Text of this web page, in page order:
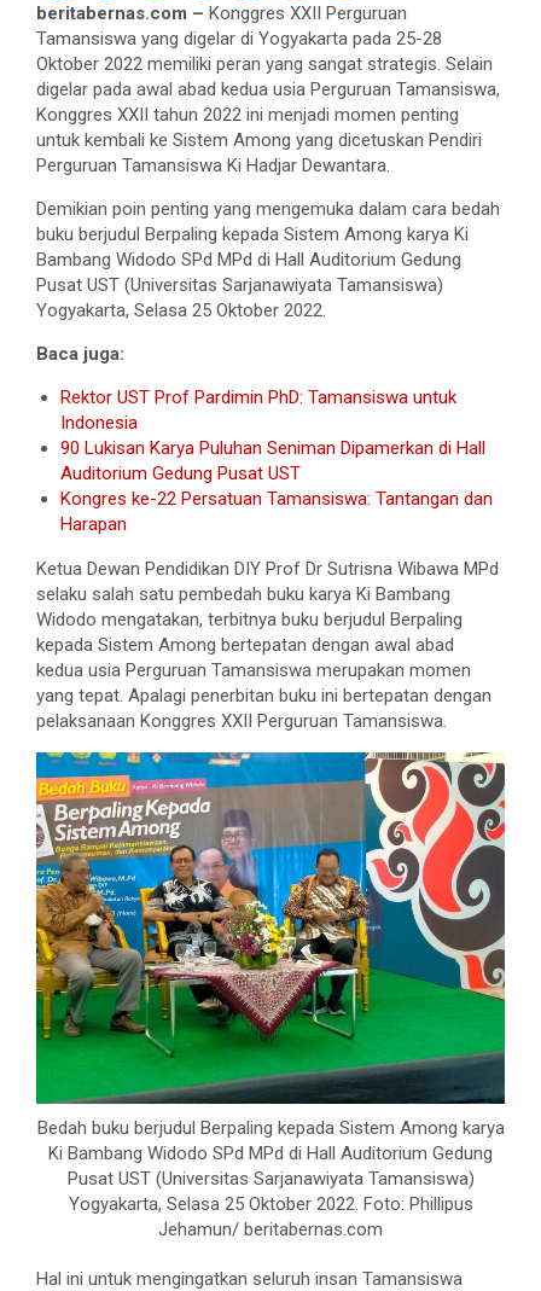
beritabernas.com – Konggres XXII Perguruan
Tamansiswa yang digelar di Yogyakarta pada 25-28
Oktober 2022 memiliki peran yang sangat strategis. Selain
digelar pada awal abad kedua usia Perguruan Tamansiswa,
Konggres XXII tahun 2022 ini menjadi momen penting
untuk kembali ke Sistem Among yang dicetuskan Pendiri
Perguruan Tamansiswa Ki Hadjar Dewantara.
Demikian poin penting yang mengemuka dalam cara bedah
buku berjudul Berpaling kepada Sistem Among karya Ki
Bambang Widodo SPd MPd di Hall Auditorium Gedung
Pusat UST (Universitas Sarjanawiyata Tamansiswa)
Yogyakarta, Selasa 25 Oktober 2022.
Baca juga:
Rektor UST Prof Pardimin PhD: Tamansiswa untuk
Indonesia
90 Lukisan Karya Puluhan Seniman Dipamerkan di Hall
Auditorium Gedung Pusat UST
Kongres ke-22 Persatuan Tamansiswa: Tantangan dan
Harapan
Ketua Dewan Pendidikan DIY Prof Dr Sutrisna Wibawa MPd
selaku salah satu pembedah buku karya Ki Bambang
Widodo mengatakan, terbitnya buku berjudul Berpaling
kepada Sistem Among bertepatan dengan awal abad
kedua usia Perguruan Tamansiswa merupakan momen
yang tepat. Apalagi penerbitan buku ini bertepatan dengan
pelaksanaan Konggres XXII Perguruan Tamansiswa.
Bedah buku berjudul Berpaling kepada Sistem Among karya
Ki Bambang Widodo SPd MPd di Hall Auditorium Gedung
Pusat UST (Universitas Sarjanawiyata Tamansiswa)
Yogyakarta, Selasa 25 Oktober 2022. Foto: Phillipus
Jehamun/ beritabernas.com
Hal ini untuk mengingatkan seluruh insan Tamansiswa